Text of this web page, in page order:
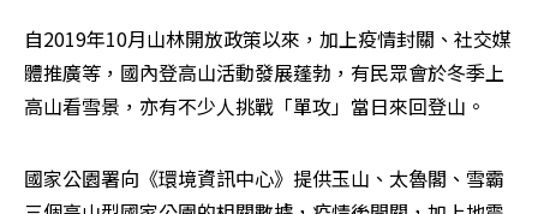
自2019年10月山林開放政策以來，加上疫情封關、社交媒
體推廣等，國內登高山活動發展蓬勃，有民眾會於冬季上
高山看雪景，亦有不少人挑戰「單攻」當日來回登山。
國家公園署向《環境資訊中心》提供玉山、太魯閣、雪霸